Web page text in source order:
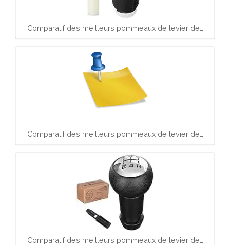
Comparatif des meilleurs pommeaux de levier de…
Comparatif des meilleurs pommeaux de levier de…
Comparatif des meilleurs pommeaux de levier de…